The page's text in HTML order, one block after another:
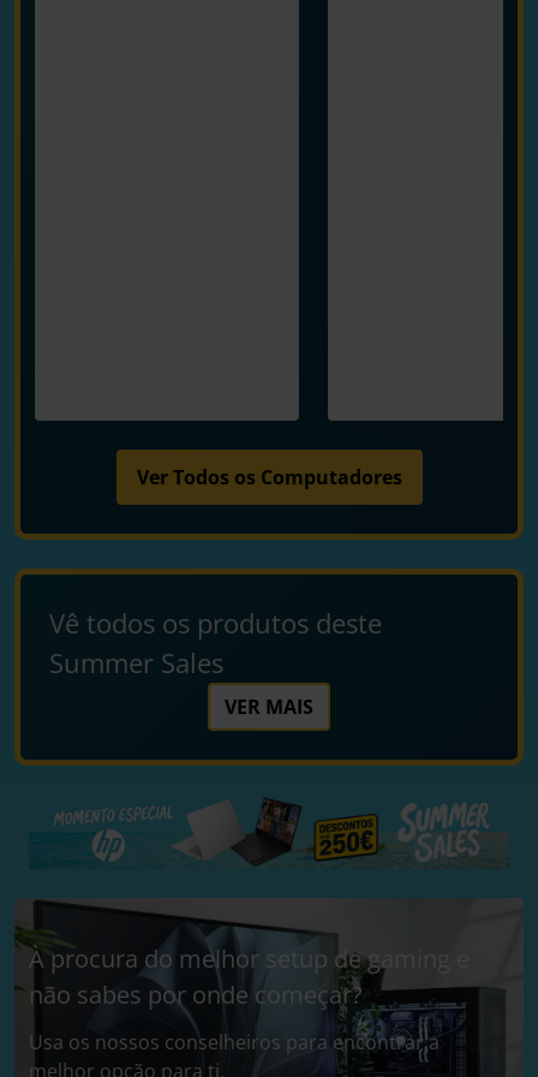
Ver Todos os Computadores
Vê todos os produtos deste
Summer Sales
VER MAIS
À procura do melhor setup de gaming e
não sabes por onde começar?
Usa os nossos conselheiros para encontrar a
melhor opção para ti.